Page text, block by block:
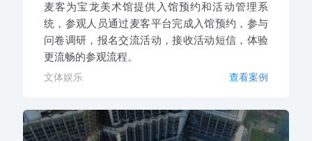
麦客为宝龙美术馆提供入馆预约和活动管理系
统，参观人员通过麦客平台完成入馆预约，参与
问卷调研，报名交流活动，接收活动短信，体验
更流畅的参观流程。
文体娱乐 查看案例